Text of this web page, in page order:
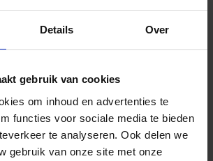
Details Over
gebruik van cookies
om inhoud en advertenties te
functies voor sociale media te bieden
te analyseren. Ook delen we
gebruik van onze site met onze